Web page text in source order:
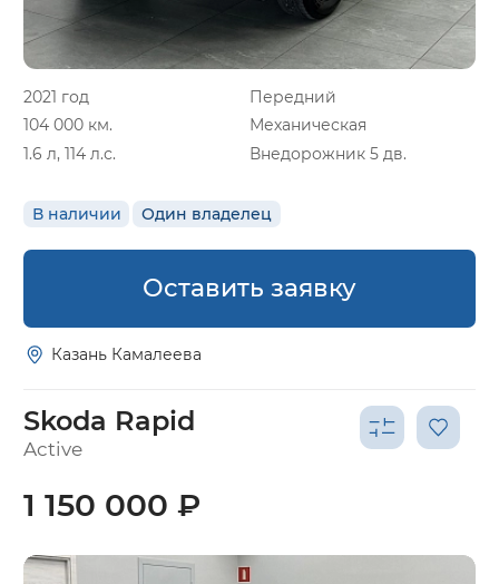
2021 год
Передний
104 000 км.
Механическая
1.6 л, 114 л.с.
Внедорожник 5 дв.
В наличии Один владелец
Оставить заявку
Казань Камалеева
Skoda Rapid
Active
1 150 000 ₽